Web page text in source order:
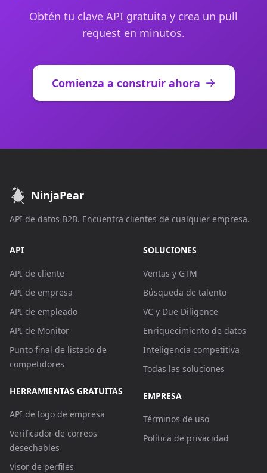
Obtén tu clave API gratuita y crea un pull
request en minutos.
Comienza a construir ahora
NinjaPear
API de datos B2B. Encuentra clientes de cualquier empresa.
API
API de cliente
API de empresa
API de empleado
API de Monitor
Punto final de listado de
competidores
HERRAMIENTAS GRATUITAS
API de logo de empresa
Verificador de correos
desechables
Visor de perfiles
SOLUCIONES
Ventas y GTM
Búsqueda de talento
VC y Due Diligence
Enriquecimiento de datos
Inteligencia competitiva
Todas las soluciones
EMPRESA
Términos de uso
Política de privacidad